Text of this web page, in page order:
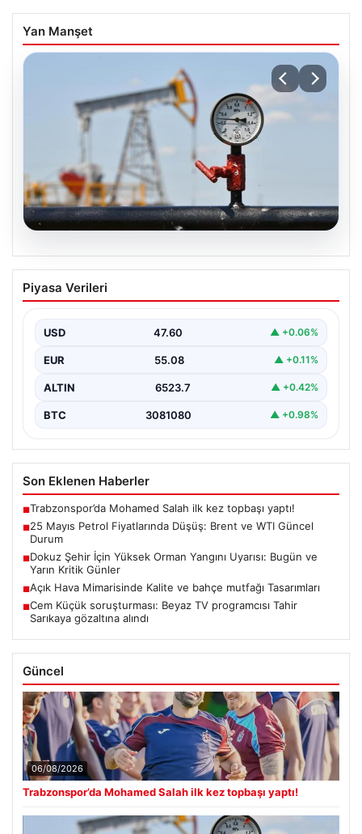
Yan Manşet
25 Mayıs Petrol Fiyatlarında Düşüş:
Brent ve WTI Güncel Durum
maddelerinden biri olan petrol fiyatlarındaki hareketlilik,
özellikle Orta…
Piyasa Verileri
USD 47.60 ▲ +0.06%
EUR 55.08 ▲ +0.11%
ALTIN 6523.7 ▲ +0.42%
BTC 3081080 ▲ +0.98%
Son Eklenen Haberler
■Trabzonspor’da Mohamed Salah ilk kez topbaşı yaptı!
■25 Mayıs Petrol Fiyatlarında Düşüş: Brent ve WTI Güncel
Durum
■Dokuz Şehir İçin Yüksek Orman Yangını Uyarısı: Bugün ve
Yarın Kritik Günler
■Açık Hava Mimarisinde Kalite ve bahçe mutfağı Tasarımları
■Cem Küçük soruşturması: Beyaz TV programcısı Tahir
Sarıkaya gözaltına alındı
Güncel
06/08/2026
Trabzonspor’da Mohamed Salah ilk kez topbaşı yaptı!